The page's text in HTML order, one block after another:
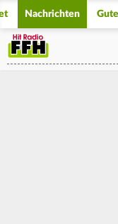
Nachrichten